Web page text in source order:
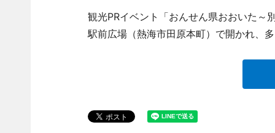
観光PRイベント「おんせん県おおいた～
駅前広場（熱海市田原本町）で開かれ、